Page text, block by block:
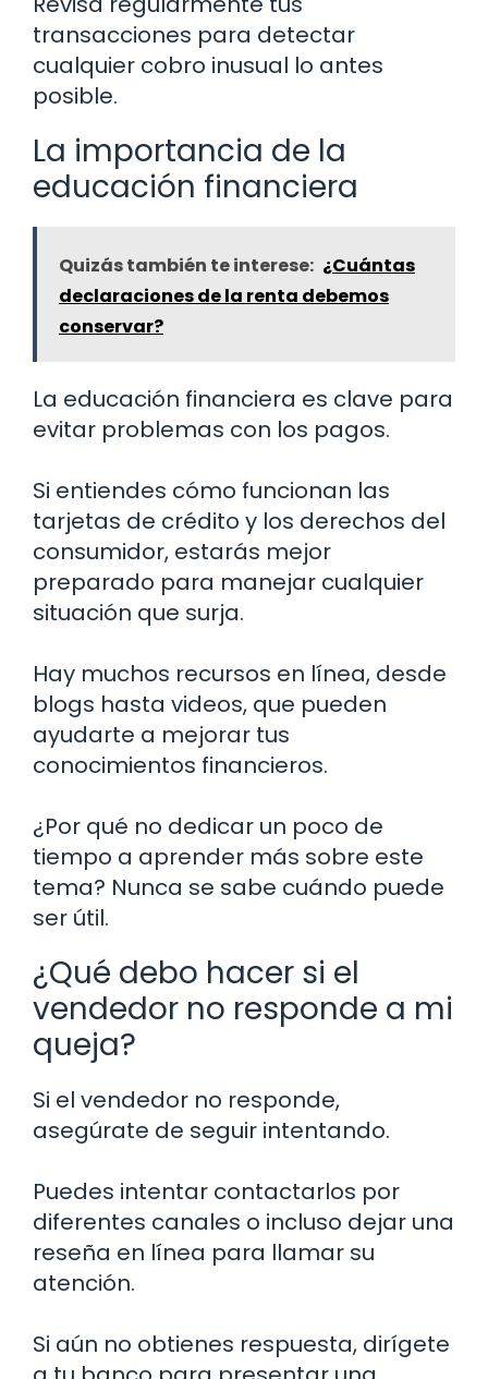
transacciones para detectar
cualquier cobro inusual lo antes
posible.
La importancia de la
educación financiera
Quizás también te interese: ¿Cuántas
declaraciones de la renta debemos
conservar?
La educación financiera es clave para
evitar problemas con los pagos.
Si entiendes cómo funcionan las
tarjetas de crédito y los derechos del
consumidor, estarás mejor
preparado para manejar cualquier
situación que surja.
Hay muchos recursos en línea, desde
blogs hasta videos, que pueden
ayudarte a mejorar tus
conocimientos financieros.
¿Por qué no dedicar un poco de
tiempo a aprender más sobre este
tema? Nunca se sabe cuándo puede
ser útil.
¿Qué debo hacer si el
vendedor no responde a mi
queja?
Si el vendedor no responde,
asegúrate de seguir intentando.
Puedes intentar contactarlos por
diferentes canales o incluso dejar una
reseña en línea para llamar su
atención.
Si aún no obtienes respuesta, dirígete